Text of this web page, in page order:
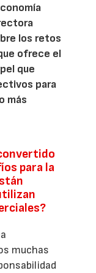
los retos
ofrece el
que
para
más
para la
muchas